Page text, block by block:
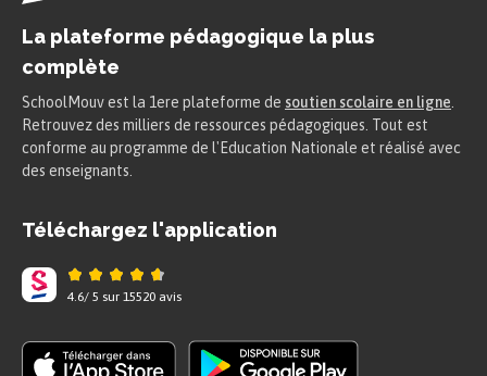
rebattues. Hitler sous-estime les
capacités intellectuelles de la
population. Pour lui, c’est sur les
sentiments que doit miser un maître de
la propagande.
Ce manque de considération pour le
c’est pourtant lui qui l’a élu chancelier
La plateforme pédagogique la plus
complète
SchoolMouv est la 1ere plateforme de soutien scolaire en ligne
Retrouvez des milliers de ressources pédagogiques. Tout est
conforme au programme de l'Education Nationale et réalisé avec
des enseignants.
Téléchargez l'application
4.6/ 5 sur 15520 avis